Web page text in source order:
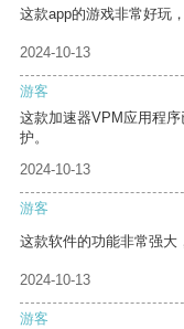
这款app的游戏非常好玩
2024-10-13
游客
这款加速器VPM应用程
护。
2024-10-13
游客
这款软件的功能非常强大
2024-10-13
游客